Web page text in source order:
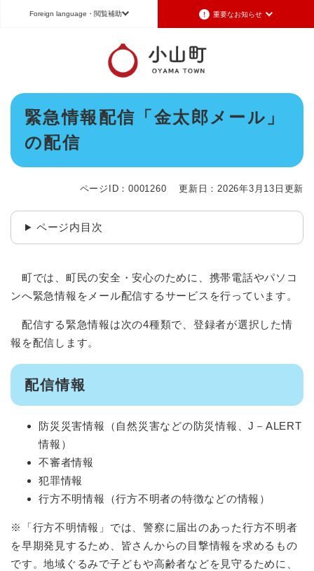
メニューを飛ばして本文へ
Foreign language ・閲覧補助 重要なお知らせ
重要なお知らせ
令和8年6月26日発生の地震被害に対する支援制度のお知らせ
2026年6月28日更新
地震による断水は6月28日午後5時に復旧しました
2026年6月28日更新
2026年6月27日更新
重要なお知らせの一覧 重要なお知らせのRSS
Foreign language
日本語（Japanese） English（英語）
中文（簡体字）
Português（ポルトガル語）
한국어（韓国語）
文字サイズ
本
緊急情報配信「金太郎メール」
の配信
ページID：0001260 更新日：2026年3月13日更新
ページ内目次
町では、町民の安全・安心のために、携帯電話やパソコ
ンへ緊急情報をメール配信するサービスを行っています。
配信する緊急情報は次の4種類で、登録者が選択した情
報を配信します。
配信情報
防災災害情報（自然災害などの防災情報、J－ALERT
情報）
不審者情報
犯罪情報
行方不明情報（行方不明者の特徴などの情報）
※「行方不明情報」では、警察に届出のあった行方不明者
を早期発見するため、皆さんからの目撃情報を求めるもの
です。地域ぐるみで子どもや高齢者などを見守るために、